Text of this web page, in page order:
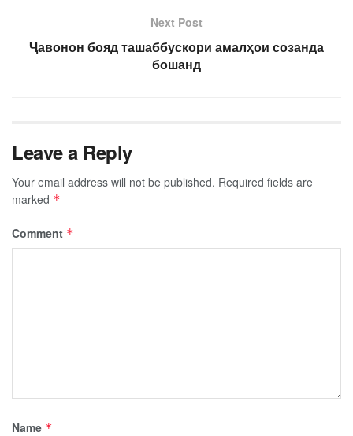
Next Post
Ҷавонон бояд ташаббускори амалҳои созанда
бошанд
Leave a Reply
Your email address will not be published. Required fields are
marked *
Comment *
Name *